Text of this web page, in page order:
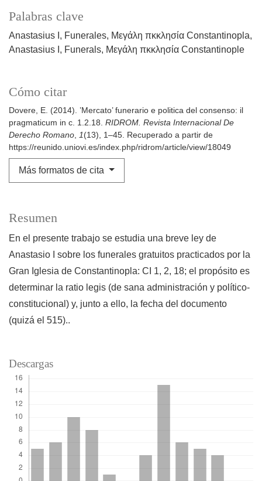
Palabras clave
Anastasius I Funerales Μεγάλη πκκλησία Constantinopla
Anastasius I
Funerals Μεγάλη πκκλησία Constantinople
Cómo citar
Dovere, E. (2014). ’Mercato’ funerario e politica del consenso: il
pragmaticum in c. 1.2.18. RIDROM. Revista Internacional De
Derecho Romano, 1(13), 1–45. Recuperado a partir de
https://reunido.uniovi.es/index.php/ridrom/article/view/18049
Más formatos de cita
Resumen
En el presente trabajo se estudia una breve ley de
Anastasio I sobre los funerales gratuitos practicados por la
Gran Iglesia de Constantinopla: CI 1, 2, 18; el propósito es
determinar la ratio legis (de sana administración y político-
constitucional) y, junto a ello, la fecha del documento
(quizá el 515)..
Descargas